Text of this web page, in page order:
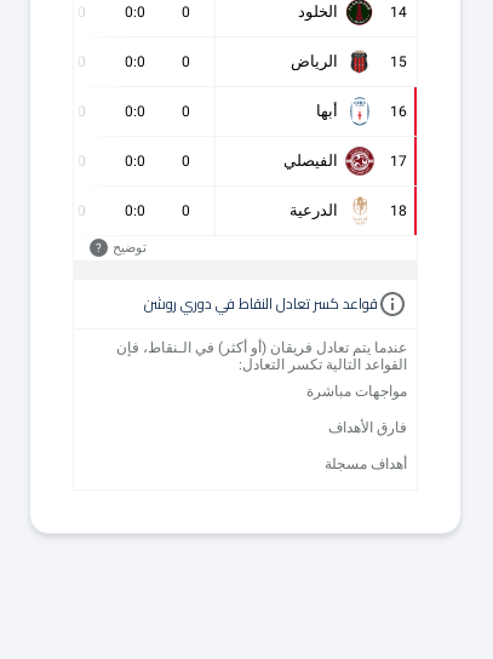
14 الخلود 0
0:0
0
15 الرياض 0
0:0
0
16 أبها 0
0:0
0
17 الفيصلي 0
0:0
0
18 الدرعية 0
0:0
0
توضيح ?
قواعد كسر تعادل النقاط في دوري روشن
عندما يتم تعادل فريقان (أو أكثر) في الـنقاط، فإن
القواعد التالية تكسر التعادل:
مواجهات مباشرة
فارق الأهداف
أهداف مسجلة